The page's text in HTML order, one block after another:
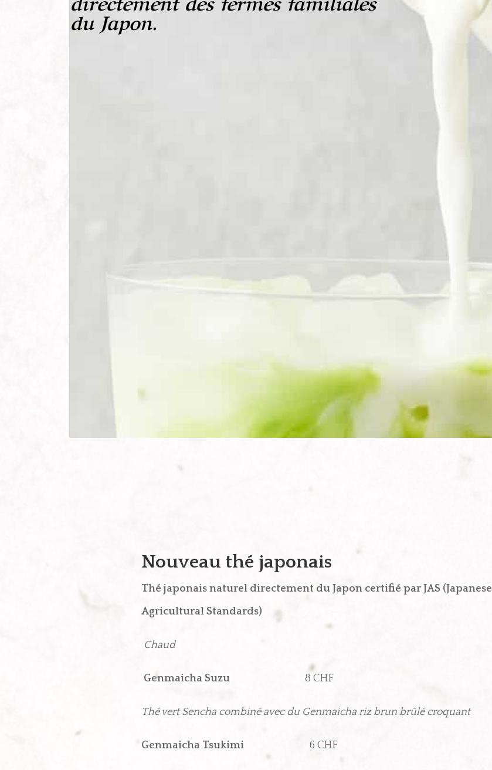
du Japon.
Nouveau thé japonais
Thé japonais naturel directement du Japon certifié par JAS (Japanese
Agricultural Standards)
Chaud
Genmaicha Suzu 8 CHF
Thé vert Sencha combiné avec du Genmaicha riz brun brûlé croquant
Genmaicha Tsukimi 6 CHF